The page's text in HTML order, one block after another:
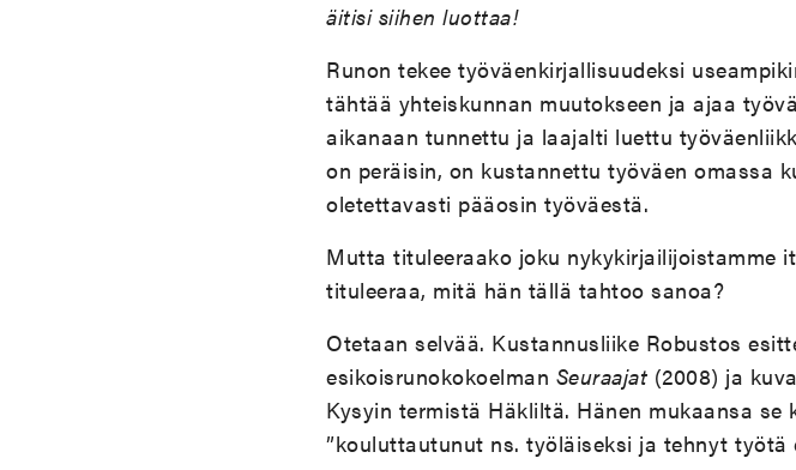
äitisi siihen luottaa!
Runon tekee työväenkirjallisuudeksi
tähtää yhteiskunnan muutokseen ja ajaa
aikanaan tunnettu ja laajalti luettu
on peräisin, on kustannettu työväen omassa
oletettavasti pääosin työväestä.
Mutta tituleeraako joku nykykirjailijoistamme
tituleeraa, mitä hän tällä tahtoo sanoa?
Otetaan selvää. Kustannusliike Robustos
esikoisrunokokoelman Seuraajat (2008) ja
Kysyin termistä Häkliltä. Hänen mukaansa
”kouluttautunut ns. työläiseksi ja tehnyt työtä